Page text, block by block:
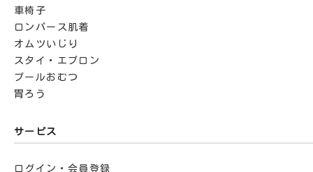
車椅子
ロンパース肌着
オムツいじり
スタイ・エプロン
プールおむつ
胃ろう
サービス
ログイン・会員登録